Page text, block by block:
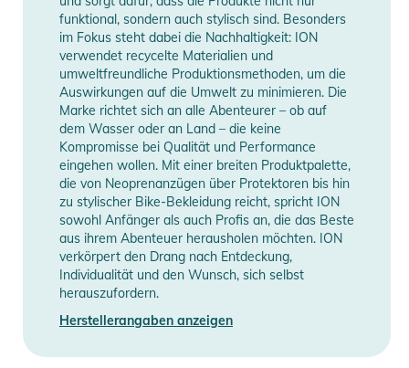
funktional, sondern auch stylisch sind. Besonders
im Fokus steht dabei die Nachhaltigkeit: ION
verwendet recycelte Materialien und
umweltfreundliche Produktionsmethoden, um die
Auswirkungen auf die Umwelt zu minimieren. Die
Marke richtet sich an alle Abenteurer – ob auf
dem Wasser oder an Land – die keine
Kompromisse bei Qualität und Performance
eingehen wollen. Mit einer breiten Produktpalette,
die von Neoprenanzügen über Protektoren bis hin
zu stylischer Bike-Bekleidung reicht, spricht ION
sowohl Anfänger als auch Profis an, die das Beste
aus ihrem Abenteuer herausholen möchten. ION
verkörpert den Drang nach Entdeckung,
Individualität und den Wunsch, sich selbst
herauszufordern.
Herstellerangaben anzeigen